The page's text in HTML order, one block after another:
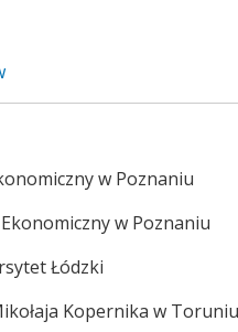
w Poznaniu
w Poznaniu
Łódzki
Kopernika w Toruniu